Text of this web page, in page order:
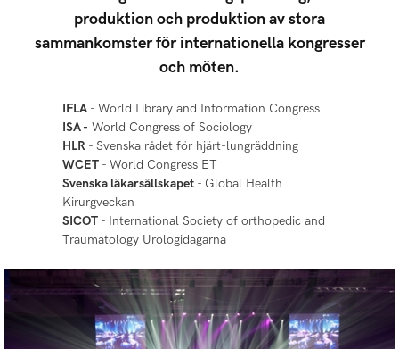
produktion och produktion av stora
sammankomster för internationella kongresser
och möten.
IFLA - World Library and Information Congress
ISA - World Congress of Sociology
HLR - Svenska rådet för hjärt-lungräddning
WCET - World Congress ET
Svenska läkarsällskapet - Global Health
Kirurgveckan
SICOT - International Society of orthopedic and
Traumatology Urologidagarna